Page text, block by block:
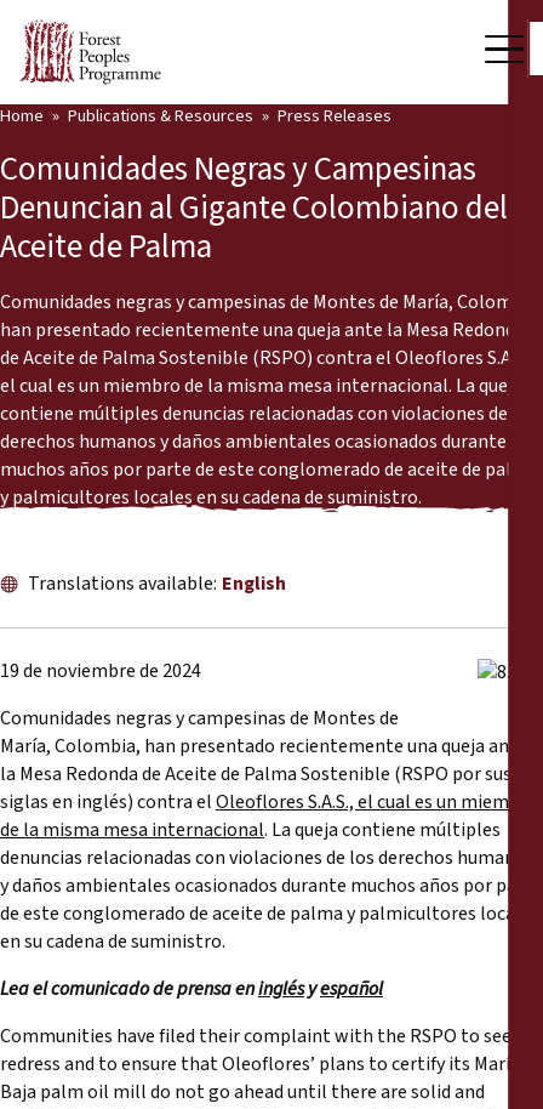
Who we are
Press Room
Our Work
Community Voices
Partners & Countries
Latest News
Publications & Resources
Back
Publications & Resources
News
Press Releases
Briefing Papers
Legal Submissions
Declarations
Home Publications & Resources Press Releases
Comunidades Negras y Campesinas
Denuncian al Gigante Colombiano del
Aceite de Palma
Comunidades negras y campesinas de Montes de María, Colombia,
han presentado recientemente una queja ante la Mesa Redonda
de Aceite de Palma Sostenible (RSPO) contra el Oleoflores S.A.S.,
el cual es un miembro de la misma mesa internacional. La queja
contiene múltiples denuncias relacionadas con violaciones de los
derechos humanos y daños ambientales ocasionados durante
muchos años por parte de este conglomerado de aceite de palma
y palmicultores locales en su cadena de suministro.
Translations available: English
19 de noviembre de 2024
Comunidades negras y campesinas de Montes de
María, Colombia, han presentado recientemente una queja ante
la Mesa Redonda de Aceite de Palma Sostenible (RSPO por sus
siglas en inglés) contra elOleoflores S.A.S., el cual es un miembro
de la misma mesa internacional. La queja contiene múltiples
denuncias relacionadas con violaciones de los derechos humanos
y daños ambientales ocasionados durante muchos años por parte
de este conglomerado de aceite de palma y palmicultores locales
en su cadena de suministro.
Lea el comunicado de prensa eninglésyespañol
Communities have filed their complaint with the RSPO to seek
redress and to ensure that Oleoflores’ plans to certify its María la
Baja palm oil mill do not go ahead until there are solid and